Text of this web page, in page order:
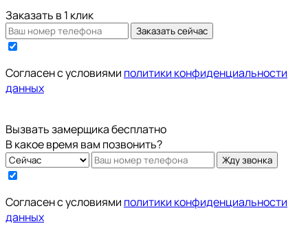
Заказать в 1 клик
Заказать сейчас
Cогласен с условиями политики конфиденциальности
данных
Вызвать замерщика бесплатно
В какое время вам позвонить?
Жду звонка
Cогласен с условиями политики конфиденциальности
данных